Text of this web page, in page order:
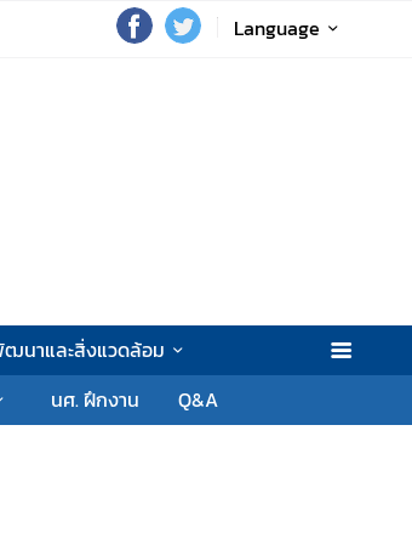
Language
นาและสิ่งแวดล้อม
นศ. ฝึกงาน Q&A